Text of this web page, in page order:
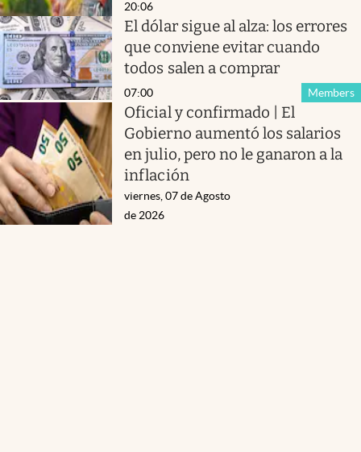
20:06
El dólar sigue al alza: los errores
que conviene evitar cuando
todos salen a comprar
Members
07:00
Oficial y confirmado | El
Gobierno aumentó los salarios
en julio, pero no le ganaron a la
inflación
viernes, 07 de Agosto
de 2026